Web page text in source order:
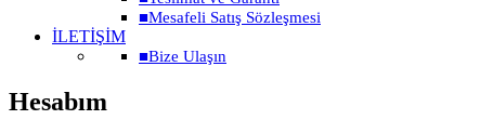
■Mesafeli Satış Sözleşmesi
İLETİŞİM
■Bize Ulaşın
Hesabım